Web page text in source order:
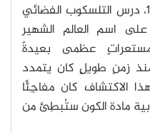
بعد ذلك بعقودٍ، وفي عام 1998، درس التلسكوب الفضائي
على اسم العالم الشهير
عظمى بعيدةً
زمنٍ طويلٍ كان يتمدد
الاكتشاف كان مفاجِئًا
مادة الكون ستُبطِئ من